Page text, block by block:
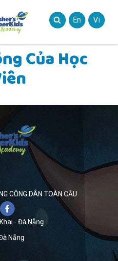
En Vi
Của Học
CÔNG DÂN TOÀN CẦU
- Đà Nẵng
Nẵng